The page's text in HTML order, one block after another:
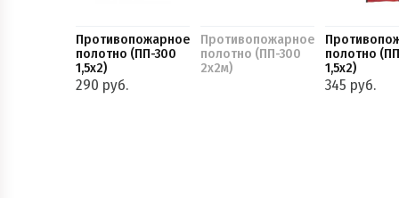
Противопожарное
полотно (ПП-300
1,5х2)
290 руб.
Противопожарное
полотно (ПП-300
2х2м)
полотно
1,5х2)
345 руб.